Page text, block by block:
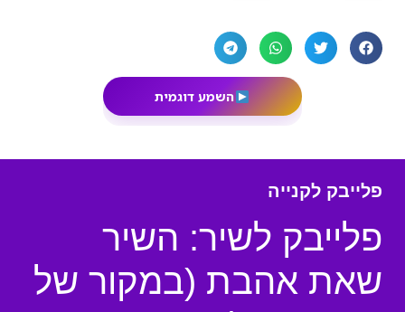
השמע דוגמית
פלייבק לקנייה
פלייבק לשיר: השיר
שאת אהבת (במקור של